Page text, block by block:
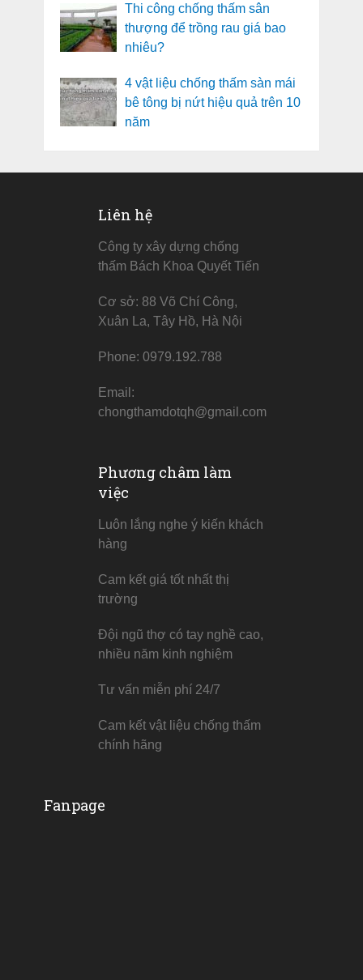
Thi công chống thấm sân
thượng để trồng rau giá bao
nhiêu?
4 vật liệu chống thấm sàn mái
bê tông bị nứt hiệu quả trên 10
năm
Liên hệ
Công ty xây dựng chống
thấm Bách Khoa Quyết Tiến
Cơ sở: 88 Võ Chí Công,
Xuân La, Tây Hồ, Hà Nội
Phone: 0979.192.788
Email:
chongthamdotqh@gmail.com
Phương châm làm
việc
Luôn lắng nghe ý kiến khách
hàng
Cam kết giá tốt nhất thị
trường
Đội ngũ thợ có tay nghề cao,
nhiều năm kinh nghiệm
Tư vấn miễn phí 24/7
Cam kết vật liệu chống thấm
chính hãng
Fanpage